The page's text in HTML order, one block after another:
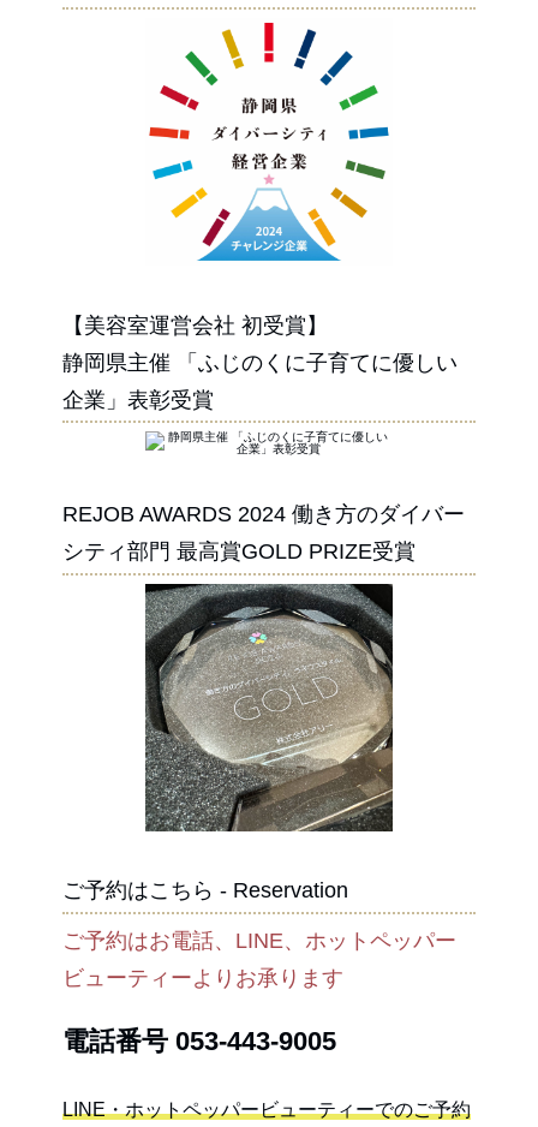
【美容室運営会社 初受賞】
静岡県主催 「ふじのくに子育てに優しい
企業」表彰受賞
REJOB AWARDS 2024 働き方のダイバー
シティ部門 最高賞GOLD PRIZE受賞
ご予約はこちら - Reservation
ご予約はお電話、LINE、ホットペッパー
ビューティーよりお承ります
電話番号 053-443-9005
LINE・ホットペッパービューティーでのご予約